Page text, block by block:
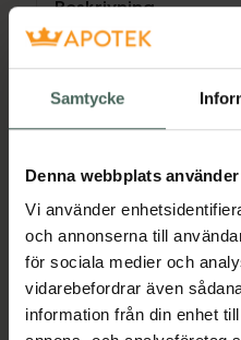
Samtycke
Denna webbplats
Vi använder
och annonserna till
för sociala medier och
vidarebefordrar även
information från din enhet
Beskrivning
Depend 7day är
söker ett nagellack
att applicera och du
med Depend
LED-/UV-lampa
härdar i normalt
EAN:
Kategorier: